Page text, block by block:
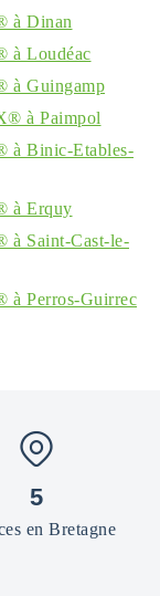
à Dinan
à Loudéac
à Guingamp
à Paimpol
à Binic-Etables-
à Erquy
à Saint-Cast-le-
à Perros-Guirrec
5
en Bretagne